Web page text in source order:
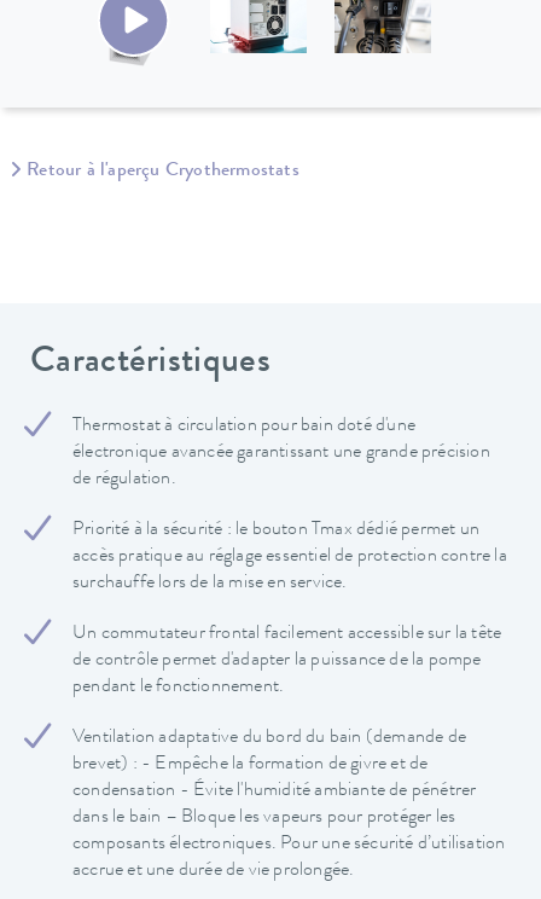
Retour à l'aperçu Cryothermostats
Caractéristiques
Thermostat à circulation pour bain doté d'une
électronique avancée garantissant une grande précision
de régulation.
Priorité à la sécurité : le bouton Tmax dédié permet un
accès pratique au réglage essentiel de protection contre la
surchauffe lors de la mise en service.
Un commutateur frontal facilement accessible sur la tête
de contrôle permet d'adapter la puissance de la pompe
pendant le fonctionnement.
Ventilation adaptative du bord du bain (demande de
brevet) : - Empêche la formation de givre et de
condensation - Évite l'humidité ambiante de pénétrer
dans le bain – Bloque les vapeurs pour protéger les
composants électroniques. Pour une sécurité d’utilisation
accrue et une durée de vie prolongée.